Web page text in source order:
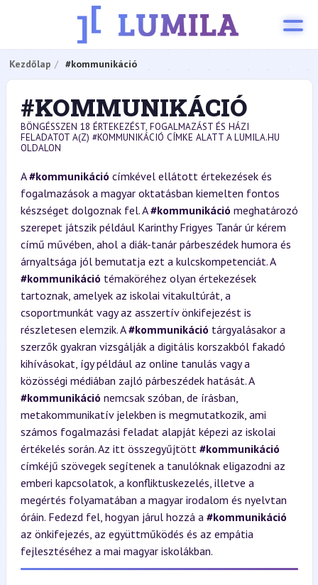
Kezdőlap #kommunikáció
#KOMMUNIKÁCIÓ
BÖNGÉSSZEN 18 ÉRTEKEZÉST, FOGALMAZÁST ÉS HÁZI
FELADATOT A(Z) #KOMMUNIKÁCIÓ CÍMKE ALATT A LUMILA.HU
OLDALON
A#kommunikáció címkével ellátott értekezések és
fogalmazások a magyar oktatásban kiemelten fontos
készséget dolgoznak fel. A#kommunikáció meghatározó
szerepet játszik például Karinthy Frigyes Tanár úr kérem
című művében, ahol a diák-tanár párbeszédek humora és
árnyaltsága jól bemutatja ezt a kulcskompetenciát. A
#kommunikáció témaköréhez olyan értekezések
tartoznak, amelyek az iskolai vitakultúrát, a
csoportmunkát vagy az asszertív önkifejezést is
részletesen elemzik. A#kommunikáció tárgyalásakor a
szerzők gyakran vizsgálják a digitális korszakból fakadó
kihívásokat, így például az online tanulás vagy a
közösségi médiában zajló párbeszédek hatását. A
#kommunikáció nemcsak szóban, de írásban,
metakommunikatív jelekben is megmutatkozik, ami
számos fogalmazási feladat alapját képezi az iskolai
értékelés során. Az itt összegyűjtött #kommunikáció
címkéjű szövegek segítenek a tanulóknak eligazodni az
emberi kapcsolatok, a konfliktuskezelés, illetve a
megértés folyamatában a magyar irodalom és nyelvtan
óráin. Fedezd fel, hogyan járul hozzá a #kommunikáció
az önkifejezés, az együttműködés és az empátia
fejlesztéséhez a mai magyar iskolákban.